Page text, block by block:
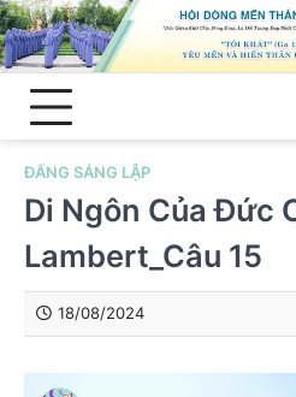
Skip
to
content
ĐẤNG SÁNG LẬP
Di Ngôn Của Đức
Lambert_Câu 15
18/08/2024